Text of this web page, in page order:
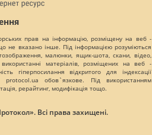
прав на інформацію, розміщену на веб -
не вказано інше. Під інформацією розуміються
малюнки, ящик-шота, скани, відео,
матеріалів, розміщених на веб -
гіперпосилання відкритого для індексації
обов`язкове. Під використанням
рерайтинг, модифікація тощо.
Всі права захищені.